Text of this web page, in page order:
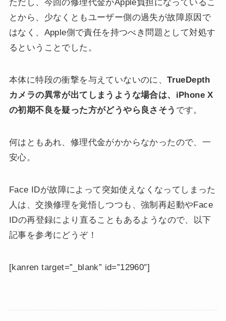
ただし、今回の修理代金がApple負担になっているこ
とから、少なくともユーザー側の過失が故障原因で
はなく、Apple側で責任を持つべき問題として対処す
るということでした。
本体に特段の衝撃を与えていないのに、TrueDepth
カメラの異常が出てしまうような場合は、iPhone X
の初期不良を疑った方がどうやら良さそう です。
何はともあれ、修理代金がかからなかったので、一
安心。
Face IDが故障によって突如使えなくなってしまった
人は、交換修理を覚悟しつつも、強制再起動やFace
IDの再登録により直ることもあるようなので、以下
記事を参考にどうぞ！
[kanren target=”_blank” id=”12960″]